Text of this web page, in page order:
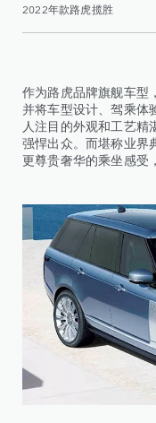
2022年款路虎揽胜
作为路虎品牌旗舰车型
并将车型设计、驾乘体
人注目的外观和工艺精
强悍出众。而堪称业界
更尊贵奢华的乘坐感受